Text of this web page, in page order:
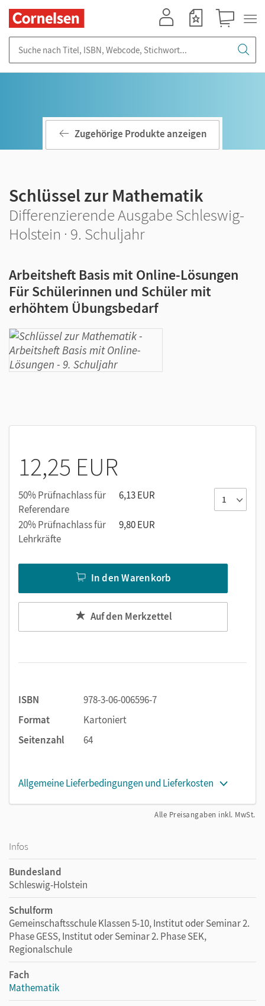
Zugehörige Produkte anzeigen
Schlüssel zur Mathematik
Differenzierende Ausgabe Schleswig-
Holstein · 9. Schuljahr
Arbeitsheft Basis mit Online-Lösungen
Für Schülerinnen und Schüler mit
erhöhtem Übungsbedarf
12,25 EUR
50% Prüfnachlass für
Referendare
6,13 EUR
20% Prüfnachlass für
Lehrkräfte
9,80 EUR
In den Warenkorb
Auf den Merkzettel
ISBN
978-3-06-006596-7
Format
Kartoniert
Seitenzahl
64
Allgemeine Lieferbedingungen und Lieferkosten
Alle Preisangaben inkl. MwSt.
Infos
Bundesland
Schleswig-Holstein
Schulform
Gemeinschaftsschule Klassen 5-10, Institut oder Seminar 2.
Phase GESS, Institut oder Seminar 2. Phase SEK,
Regionalschule
Fach
Mathematik